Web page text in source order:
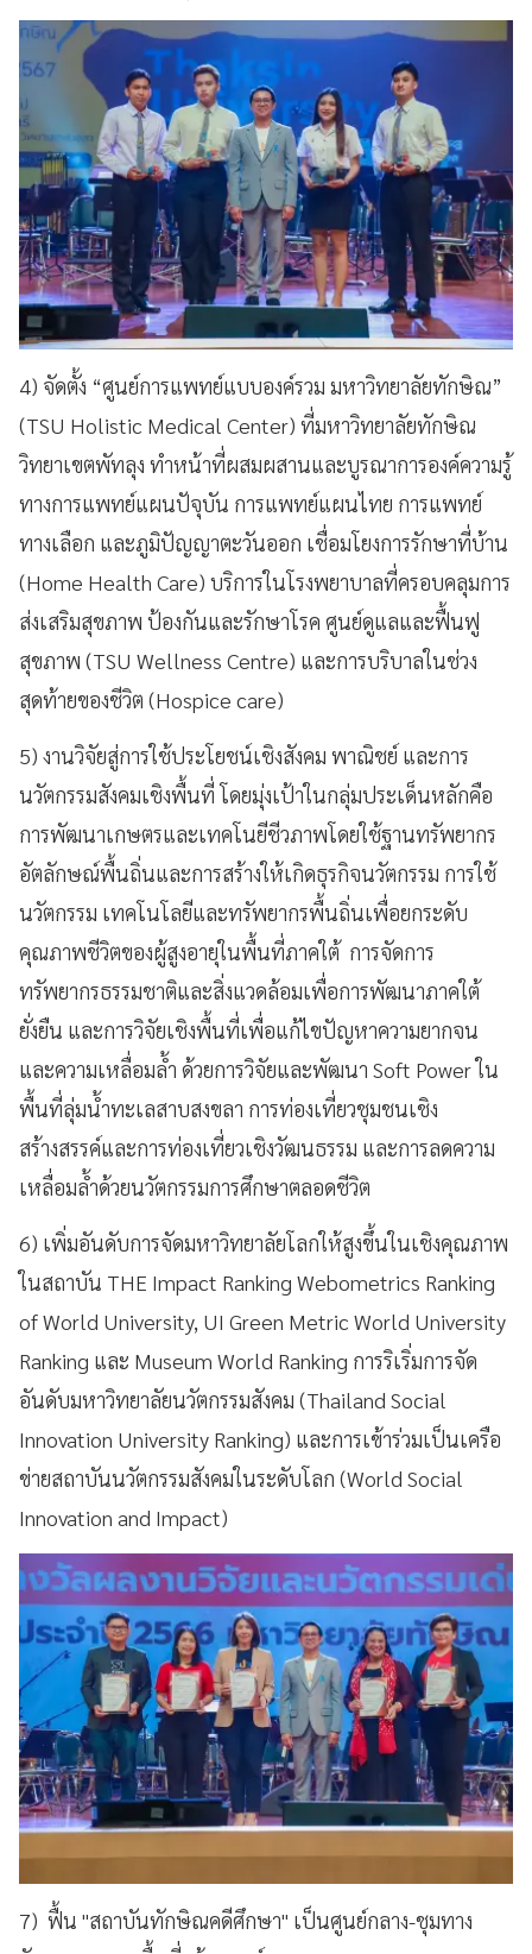
4) จัดตั้ง “ศูนย์การแพทย์แบบองค์รวม มหาวิทยาลัยทักษิณ”
(TSU Holistic Medical Center) ที่มหาวิทยาลัยทักษิณ
วิทยาเขตพัทลุง ทำหน้าที่ผสมผสานและบูรณาการองค์ความรู้
ทางการแพทย์แผนปัจุบัน การแพทย์แผนไทย การแพทย์
ทางเลือก และภูมิปัญญาตะวันออก เชื่อมโยงการรักษาที่บ้าน
(Home Health Care) บริการในโรงพยาบาลที่ครอบคลุมการ
ส่งเสริมสุขภาพ ป้องกันและรักษาโรค ศูนย์ดูแลและฟื้นฟู
สุขภาพ (TSU Wellness Centre) และการบริบาลในช่วง
สุดท้ายของชีวิต (Hospice care)
5) งานวิจัยสู่การใช้ประโยชน์เชิงสังคม พาณิชย์ และการ
นวัตกรรมสังคมเชิงพื้นที่ โดยมุ่งเป้าในกลุ่มประเด็นหลักคือ
การพัฒนาเกษตรและเทคโนยีชีวภาพโดยใช้ฐานทรัพยากร
อัตลักษณ์พื้นถิ่นและการสร้างให้เกิดธุรกิจนวัตกรรม การใช้
นวัตกรรม เทคโนโลยีและทรัพยากรพื้นถิ่นเพื่อยกระดับ
คุณภาพชีวิตของผู้สูงอายุในพื้นที่ภาคใต้ การจัดการ
ทรัพยากรธรรมชาติและสิ่งแวดล้อมเพื่อการพัฒนาภาคใต้
ยั่งยืน และการวิจัยเชิงพื้นที่เพื่อแก้ไขปัญหาความยากจน
และความเหลื่อมล้ำ ด้วยการวิจัยและพัฒนา Soft Power ใน
พื้นที่ลุ่มน้ำทะเลสาบสงขลา การท่องเที่ยวชุมชนเชิง
สร้างสรรค์และการท่องเที่ยวเชิงวัฒนธรรม และการลดความ
เหลื่อมล้ำด้วยนวัตกรรมการศึกษาตลอดชีวิต
6) เพิ่มอันดับการจัดมหาวิทยาลัยโลกให้สูงขึ้นในเชิงคุณภาพ
ในสถาบัน THE Impact Ranking Webometrics Ranking
of World University, UI Green Metric World University
Ranking และ Museum World Ranking การริเริ่มการจัด
อันดับมหาวิทยาลัยนวัตกรรมสังคม (Thailand Social
Innovation University Ranking) และการเข้าร่วมเป็นเครือ
ข่ายสถาบันนวัตกรรมสังคมในระดับโลก (World Social
Innovation and Impact)
7) ฟื้น "สถาบันทักษิณคดีศึกษา" เป็นศูนย์กลาง-ชุมทาง